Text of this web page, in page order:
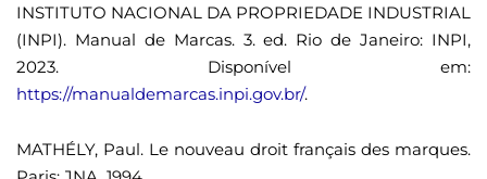
INSTITUTO NACIONAL DA PROPRIEDADE INDUSTRIAL
(INPI). Manual de Marcas. 3. ed. Rio de Janeiro: INPI,
2023. Disponível em:
https://manualdemarcas.inpi.gov.br/.
MATHÉLY, Paul. Le nouveau droit français des marques.